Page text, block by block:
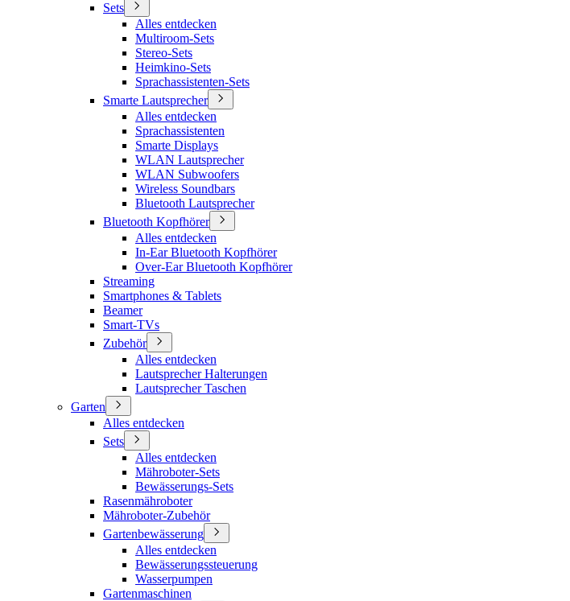
Sets
Alles entdecken
Multiroom-Sets
Stereo-Sets
Heimkino-Sets
Sprachassistenten-Sets
Smarte Lautsprecher
Alles entdecken
Sprachassistenten
Smarte Displays
WLAN Lautsprecher
WLAN Subwoofers
Wireless Soundbars
Bluetooth Lautsprecher
Bluetooth Kopfhörer
Alles entdecken
In-Ear Bluetooth Kopfhörer
Over-Ear Bluetooth Kopfhörer
Streaming
Smartphones & Tablets
Beamer
Smart-TVs
Zubehör
Alles entdecken
Lautsprecher Halterungen
Lautsprecher Taschen
Garten
Alles entdecken
Sets
Alles entdecken
Mähroboter-Sets
Bewässerungs-Sets
Rasenmähroboter
Mähroboter-Zubehör
Gartenbewässerung
Alles entdecken
Bewässerungssteuerung
Wasserpumpen
Gartenmaschinen